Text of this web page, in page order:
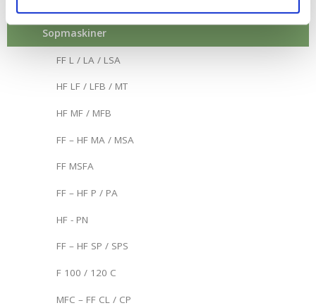
Sopmaskiner
FF L / LA / LSA
HF LF / LFB / MT
HF MF / MFB
FF – HF MA / MSA
FF MSFA
FF – HF P / PA
HF - PN
FF – HF SP / SPS
F 100 / 120 C
MFC – FF CL / CP